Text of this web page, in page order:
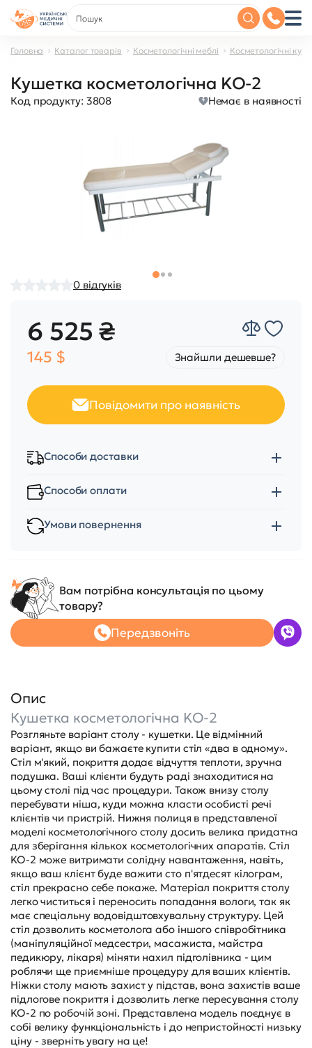
Головна Каталог товарів Косметологічні меблі Косметологічні
Кушетка косметологічна KO-2
Код продукту: 3808 Немає в наявності
0 відгуків
6 525 ₴
145 $ Знайшли дешевше?
Повідомити про наявність
Способи доставки
Способи оплати
Умови повернення
Вам потрібна консультація по цьому
товару?
Передзвоніть
Опис
Кушетка косметологічна KO-2
Розгляньте варіант столу - кушетки. Це відмінний
варіант, якщо ви бажаєте купити стіл «два в одному».
Стіл м'який, покриття додає відчуття теплоти, зручна
подушка. Ваші клієнти будуть раді знаходитися на
цьому столі під час процедури. Також внизу столу
перебувати ніша, куди можна класти особисті речі
клієнтів чи пристрій. Нижня полиця в представленої
моделі косметологічного столу досить велика придатна
для зберігання кількох косметологічних апаратів. Стіл
KO-2 може витримати солідну навантаження, навіть,
якщо ваш клієнт буде важити сто п'ятдесят кілограм,
стіл прекрасно себе покаже. Матеріал покриття столу
легко чиститься і переносить попадання вологи, так як
має спеціальну водовідштовхувальну структуру. Цей
стіл дозволить косметолога або іншого співробітника
(маніпуляційної медсестри, масажиста, майстра
педикюру, лікаря) міняти нахил підголівника - цим
роблячи ще приємніше процедуру для ваших клієнтів.
Ніжки столу мають захист у підстав, вона захистів ваше
підлогове покриття і дозволить легке пересування столу
KO-2 по робочій зоні. Представлена ​​модель поєднує в
собі велику функціональність і до непристойності низьку
ціну - зверніть увагу на це!